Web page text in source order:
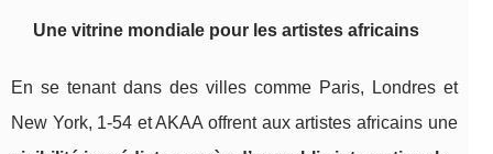
Une vitrine mondiale pour les artistes africains
En se tenant dans des villes comme Paris, Londres et
New York, 1‑54 et AKAA offrent aux artistes africains une